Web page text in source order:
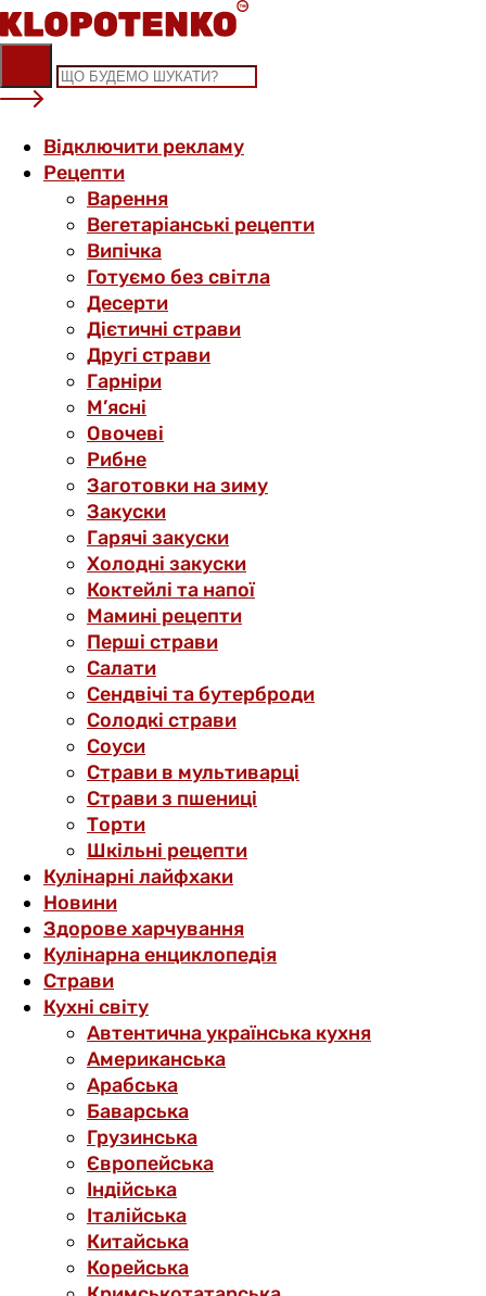
Skip
to
content
Відключити рекламу
Рецепти
Варення
Вегетаріанські рецепти
Випічка
Готуємо без світла
Десерти
Дієтичні страви
Другі страви
Гарніри
М’ясні
Овочеві
Рибне
Заготовки на зиму
Закуски
Гарячі закуски
Холодні закуски
Коктейлі та напої
Мамині рецепти
Перші страви
Салати
Сендвічі та бутерброди
Солодкі страви
Соуси
Страви в мультиварці
Страви з пшениці
Торти
Шкільні рецепти
Кулінарні лайфхаки
Новини
Здорове харчування
Кулінарна енциклопедія
Страви
Кухні світу
Автентична українська кухня
Американська
Арабська
Баварська
Грузинська
Європейська
Індійська
Італійська
Китайська
Корейська